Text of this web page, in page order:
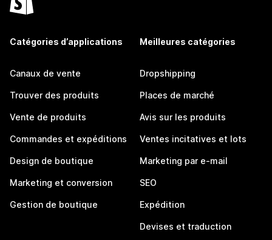
Catégories d’applications
Canaux de vente
Trouver des produits
Vente de produits
Commandes et expéditions
Design de boutique
Marketing et conversion
Gestion de boutique
Meilleures catégories
Dropshipping
Places de marché
Avis sur les produits
Ventes incitatives et lots
Marketing par e-mail
SEO
Expédition
Devises et traduction